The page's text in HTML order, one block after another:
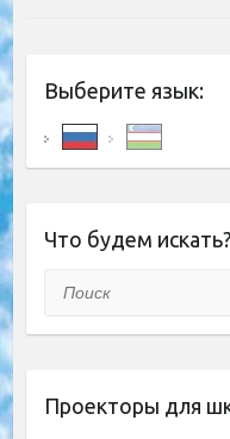
Выберите язык:
Что будем искать?
Поиск
Проекторы для